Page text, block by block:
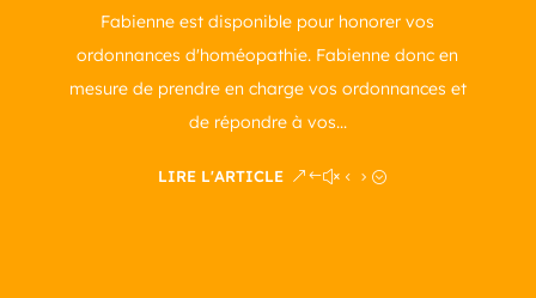
Fabienne est disponible pour honorer vos
ordonnances d'homéopathie. Fabienne donc en
mesure de prendre en charge vos ordonnances et
de répondre à vos...
LIRE L'ARTICLE